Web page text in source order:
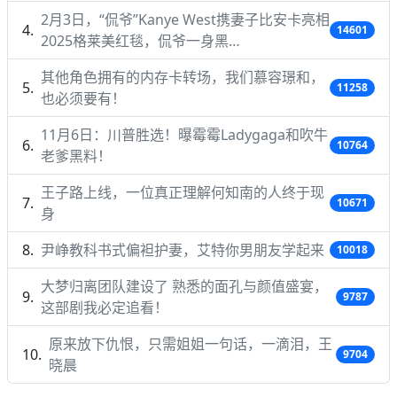
2月3日，“侃爷”Kanye West携妻子比安卡亮相
2025格莱美红毯，侃爷一身黑…
14601
其他角色拥有的内存卡转场，我们慕容璟和，
也必须要有！
11258
11月6日：川普胜选！曝霉霉Ladygaga和吹牛
老爹黑料！
10764
王子路上线，一位真正理解何知南的人终于现
身
10671
尹峥教科书式偏袒护妻，艾特你男朋友学起来 10018
大梦归离团队建设了 熟悉的面孔与颜值盛宴，
这部剧我必定追看！
9787
原来放下仇恨，只需姐姐一句话，一滴泪，王
晓晨
9704